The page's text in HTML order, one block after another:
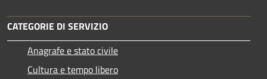
CATEGORIE DI SERVIZIO
Anagrafe e stato civile
Cultura e tempo libero